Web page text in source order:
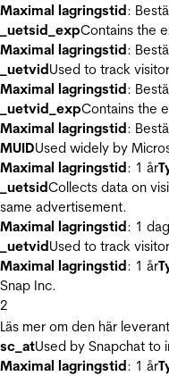
Maximal lagringstid:
_uetsid_expContains the
Maximal lagringstid:
_uetvidUsed to track
Maximal lagringstid:
_uetvid_expContains the
Maximal lagringstid:
MUIDUsed widely by
Maximal lagringstid: 1 år
_uetsidCollects data on
same advertisement.
Maximal lagringstid: 1 dag
_uetvidUsed to track
Maximal lagringstid: 1 år
Snap Inc.
2
Läs mer om den här
sc_atUsed by Snapchat
Maximal lagringstid: 1 år